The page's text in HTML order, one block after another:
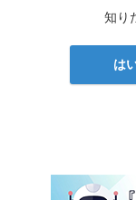
知り
は